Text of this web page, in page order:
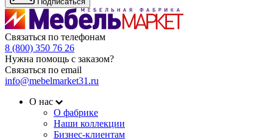
Связаться по телефонам
8 (800) 350 76 26
Нужна помощь с заказом?
Связаться по email
info@mebelmarket31.ru
О нас
О фабрике
Наши коллекции
Бизнес-клиентам